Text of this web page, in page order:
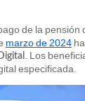
de la pensión
marzo de 2024
. Los
especificada.